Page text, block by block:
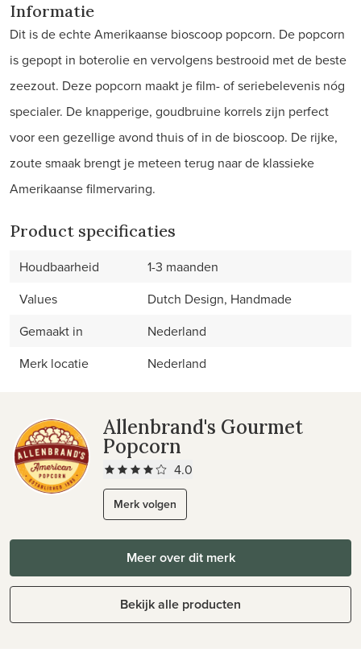
Informatie
Dit is de echte Amerikaanse bioscoop popcorn. De popcorn
is gepopt in boterolie en vervolgens bestrooid met de beste
zeezout. Deze popcorn maakt je film- of seriebelevenis nóg
specialer. De knapperige, goudbruine korrels zijn perfect
voor een gezellige avond thuis of in de bioscoop. De rijke,
zoute smaak brengt je meteen terug naar de klassieke
Amerikaanse filmervaring.
Product specificaties
Houdbaarheid
1-3 maanden
Values
Dutch Design, Handmade
Gemaakt in
Nederland
Merk locatie
Nederland
Allenbrand's Gourmet
Popcorn
4.0
Merk volgen
Meer over dit merk
Bekijk alle producten